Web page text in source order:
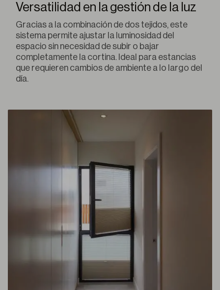
Versatilidad en la gestión de la luz
Gracias a la combinación de dos tejidos, este
sistema permite ajustar la luminosidad del
espacio sin necesidad de subir o bajar
completamente la cortina. Ideal para estancias
que requieren cambios de ambiente a lo largo del
día.